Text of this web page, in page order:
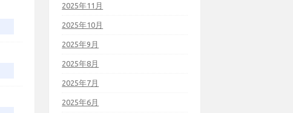
2025年11月
2025年10月
2025年9月
2025年8月
2025年7月
2025年6月